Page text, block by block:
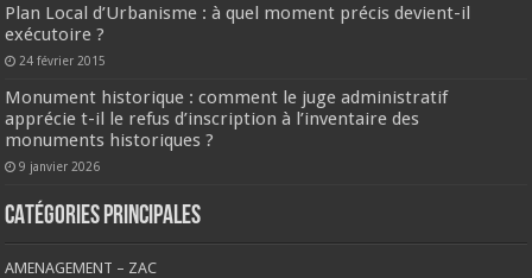
Plan Local d’Urbanisme : à quel moment précis devient-il
exécutoire ?
24 février 2015
Monument historique : comment le juge administratif
apprécie t-il le refus d’inscription à l’inventaire des
monuments historiques ?
9 janvier 2026
CATÉGORIES PRINCIPALES
AMENAGEMENT – ZAC